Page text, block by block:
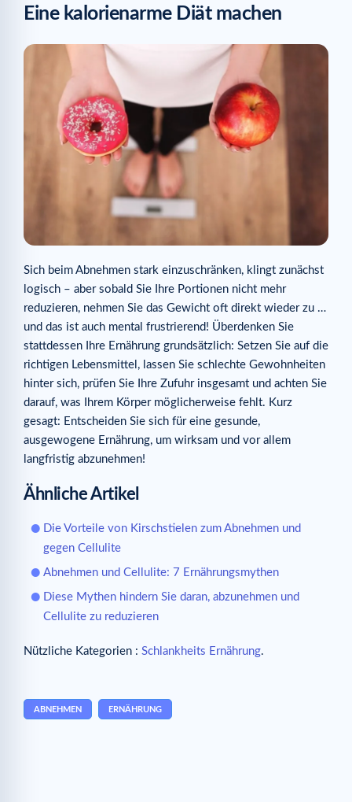
Eine kalorienarme Diät machen
Sich beim Abnehmen stark einzuschränken, klingt zunächst
logisch – aber sobald Sie Ihre Portionen nicht mehr
reduzieren, nehmen Sie das Gewicht oft direkt wieder zu …
und das ist auch mental frustrierend! Überdenken Sie
stattdessen Ihre Ernährung grundsätzlich: Setzen Sie auf die
richtigen Lebensmittel, lassen Sie schlechte Gewohnheiten
hinter sich, prüfen Sie Ihre Zufuhr insgesamt und achten Sie
darauf, was Ihrem Körper möglicherweise fehlt. Kurz
gesagt: Entscheiden Sie sich für eine gesunde,
ausgewogene Ernährung, um wirksam und vor allem
langfristig abzunehmen!
Ähnliche Artikel
Die Vorteile von Kirschstielen zum Abnehmen und
gegen Cellulite
Abnehmen und Cellulite: 7 Ernährungsmythen
Diese Mythen hindern Sie daran, abzunehmen und
Cellulite zu reduzieren
Nützliche Kategorien : Schlankheits Ernährung.
ABNEHMEN ERNÄHRUNG